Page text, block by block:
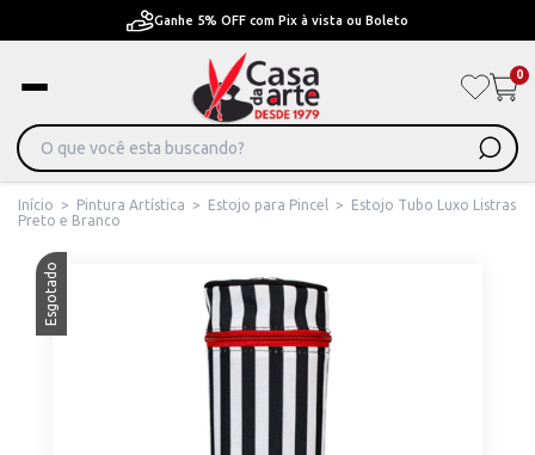
Ganhe 5% OFF com Pix à vista ou Boleto
0
Início > Pintura Artística > Estojo para Pincel >
Estojo Tubo Luxo Listras
Preto e Branco
Esgotado